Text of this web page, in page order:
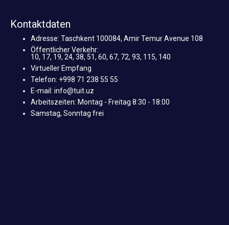
Kontaktdaten
Adresse: Taschkent 100084, Amir Temur Avenue 108
Öffentlicher Verkehr:
10, 17, 19, 24, 38, 51, 60, 67, 72, 93, 115, 140
Virtueller Empfang
Telefon: +998 71 238 55 55
E-mail: info@tuit.uz
Arbeitszeiten: Montag - Freitag 8:30 - 18:00
Samstag, Sonntag frei